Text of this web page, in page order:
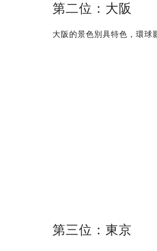
第二位：大阪
大阪的景色別具特色，環球
第三位：東京